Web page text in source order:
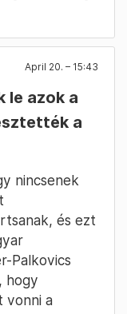
visszatér-e
Tóth azt
amiket be
is meg
April 20. – 15:43
azok a